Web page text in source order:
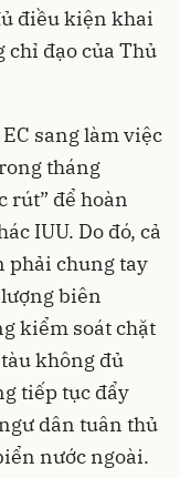
điều kiện khai
chỉ đạo của Thủ
sang làm việc
tháng
rút” để hoàn
IUU. Do đó, cả
phải chung tay
biên
kiểm soát chặt
không đủ
tiếp tục đẩy
dân tuân thủ
nước ngoài.